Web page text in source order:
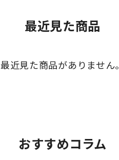
最近見た商品
最近見た商品がありません。
おすすめコラム